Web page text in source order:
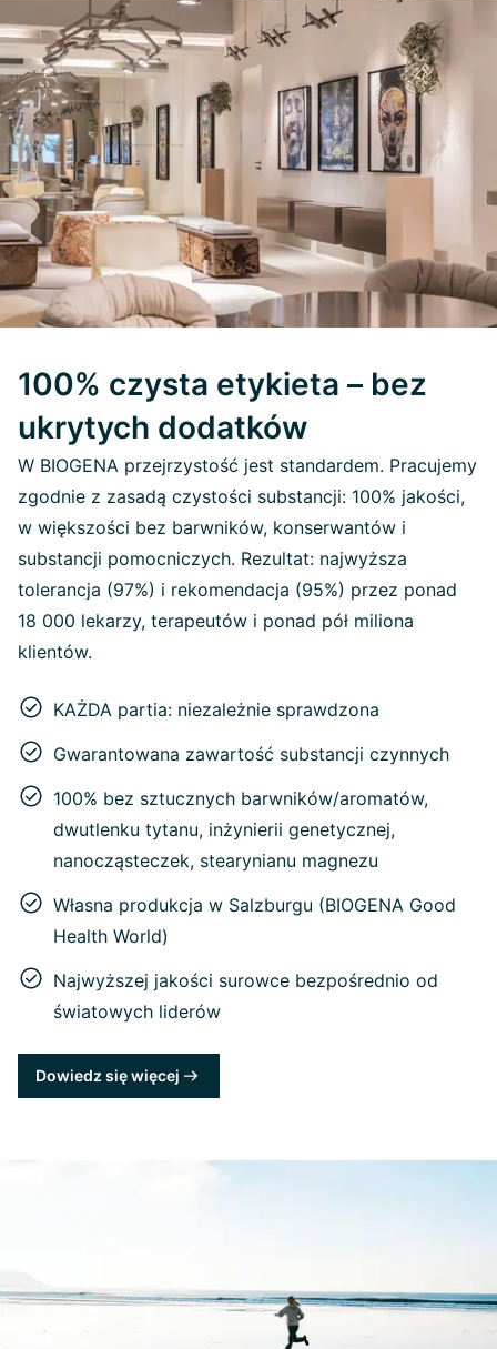
100% czysta etykieta – bez
ukrytych dodatków
W BIOGENA przejrzystość jest standardem. Pracujemy
zgodnie z zasadą czystości substancji: 100% jakości,
w większości bez barwników, konserwantów i
substancji pomocniczych. Rezultat: najwyższa
tolerancja (97%) i rekomendacja (95%) przez ponad
18 000 lekarzy, terapeutów i ponad pół miliona
klientów.
KAŻDA partia: niezależnie sprawdzona
Gwarantowana zawartość substancji czynnych
100% bez sztucznych barwników/aromatów,
dwutlenku tytanu, inżynierii genetycznej,
nanocząsteczek, stearynianu magnezu
Własna produkcja w Salzburgu (BIOGENA Good
Health World)
Najwyższej jakości surowce bezpośrednio od
światowych liderów
Dowiedz się więcej